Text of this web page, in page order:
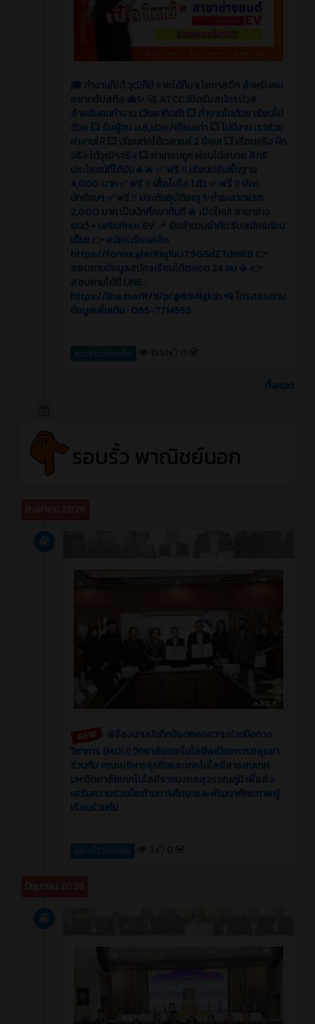
🎓 ทำงานก็ได้ วุฒิก็มี รายได้ก็มา! โอกาสดีๆ สำหรับคน
อยากอัปสกิล 💼✨ 🚀 ATCC เปิดรับสมัครปวส.
สำหรับคนทำงาน (วันอาทิตย์) 💥 ทำงานไปด้วย เรียนไป
ด้วย 💥 รับผู้จบ ม.6,ปวช./เทียบเท่า 💥 ไม่มีงาน เราช่วย
หางานให้ 💥 เรียนต่อใช้เวลาแค่ 2 ปีจบ! 💥 เรียนจริง ฝึก
จริง ได้วุฒิฯจริง 💥 ค่าเทอมถูก ผ่อนได้สบาย สิทธิ
ประโยชน์ที่ได้รับ🔥🔥 ✅ ฟรี ‼️ เรียนปรับพื้นฐาน
4,000 บาท ✅ ฟรี ‼️ เสื้อโปโล 1 ตัว ✅ ฟรี ‼️ บัตร
นักศึกษา ✅ ฟรี ‼️ ประกันอุบัติเหตุ ✨ชำระงวดแรก
2,000 บาท เป็นนักศึกษาทันที 🔥 เปิดใหม่! สาขาช่าง
ยนต์ + เสริมทักษะ EV 📌 รับจำนวนจำกัด รีบสมัครก่อน
เต็ม!! 👉 สมัครเรียนคลิก
https://forms.gle/Riq1uUT9GSdZTdmK8 👉
สอบถามข้อมูลสมัครเรียนได้ตลอด 24 ชม.📳 👉
สอบถามได้ที่ LINE :
https://line.me/R/ti/p/@694lgklh 📲 โทรสอบถาม
ข้อมูลเพิ่มเติม : 065-7714555
ข่าวสารวิทยาลัย
ทั้งหมด
รอบรั้ว พาณิชย์นอก
พิธีลงนามบันทึกข้อตกลงความร่วมมือทาง
วิชาการ (MOU) วิทยาลัยเทคโนโลยีพณิชยการอยุธยา
ร่วมกับ คณะบริหารธุรกิจและเทคโนโลยีสารสนเทศ
มหาวิทยาลัยเทคโนโลยีราชมงคลสุวรรณภูมิ เพื่อส่ง
เสริมความร่วมมือด้านการศึกษาและพัฒนาศักยภาพผู้
เรียนร่วมกัน
รอบรั้ววิทยาลัย